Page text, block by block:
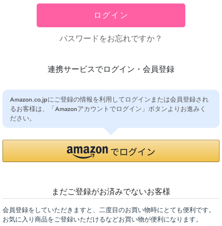
ログイン
パスワードをお忘れですか？
連携サービスでログイン・会員登録
Amazon.co.jpにご登録の情報を利用してログインまたは会員登録され
るお客様は、「Amazonアカウントでログイン」ボタンよりお進みく
ださい。
まだご登録がお済みでないお客様
会員登録をしていただきますと、二度目のお買い物時にとても便利です。
お気に入り商品をご登録いただけるなどお買い物が便利になります。